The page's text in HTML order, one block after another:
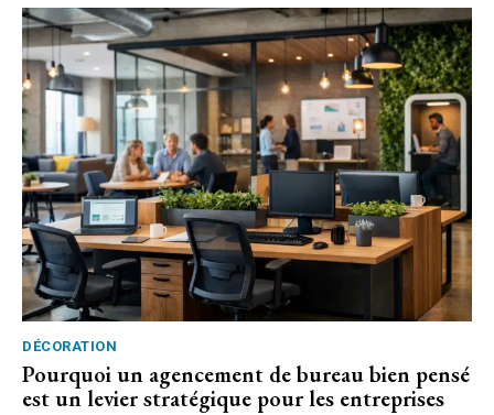
DÉCORATION
Pourquoi un agencement de bureau bien pensé
est un levier stratégique pour les entreprises